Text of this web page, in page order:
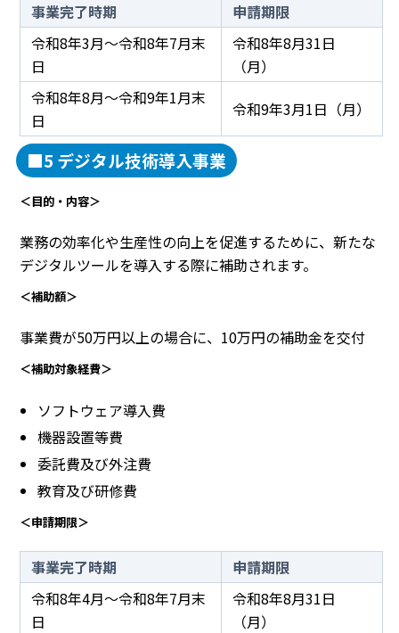
事業完了時期
申請期限
令和8年3月～令和8年7月末
日
令和8年8月31日
（月）
令和8年8月～令和9年1月末
日
令和9年3月1日（月）
■5 デジタル技術導入事業
＜目的・内容＞
業務の効率化や生産性の向上を促進するために、新たな
デジタルツールを導入する際に補助されます。
＜補助額＞
事業費が50万円以上の場合に、10万円の補助金を交付
＜補助対象経費＞
ソフトウェア導入費
機器設置等費
委託費及び外注費
教育及び研修費
＜申請期限＞
事業完了時期
申請期限
令和8年4月～令和8年7月末
日
令和8年8月31日
（月）